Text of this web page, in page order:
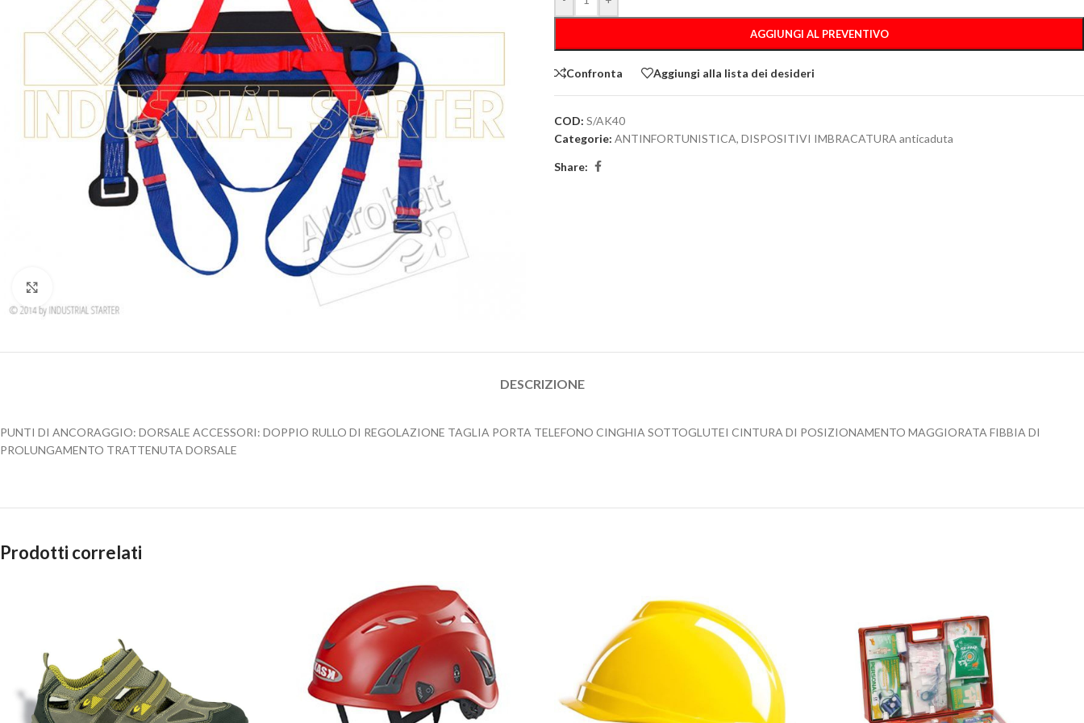
AGGIUNGI AL PREVENTIVO
Confronta Aggiungi alla lista dei desideri
COD: S/AK40
Categorie: ANTINFORTUNISTICA, DISPOSITIVI IMBRACATURA anticaduta
Share:
DESCRIZIONE
PUNTI DI ANCORAGGIO: DORSALE ACCESSORI: DOPPIO RULLO DI REGOLAZIONE TAGLIA PORTA TELEFONO CINGHIA SOTTOGLUTEI CINTURA DI POSIZIONAMENTO MAGGIORATA FIBBIA DI
PROLUNGAMENTO TRATTENUTA DORSALE
Prodotti correlati